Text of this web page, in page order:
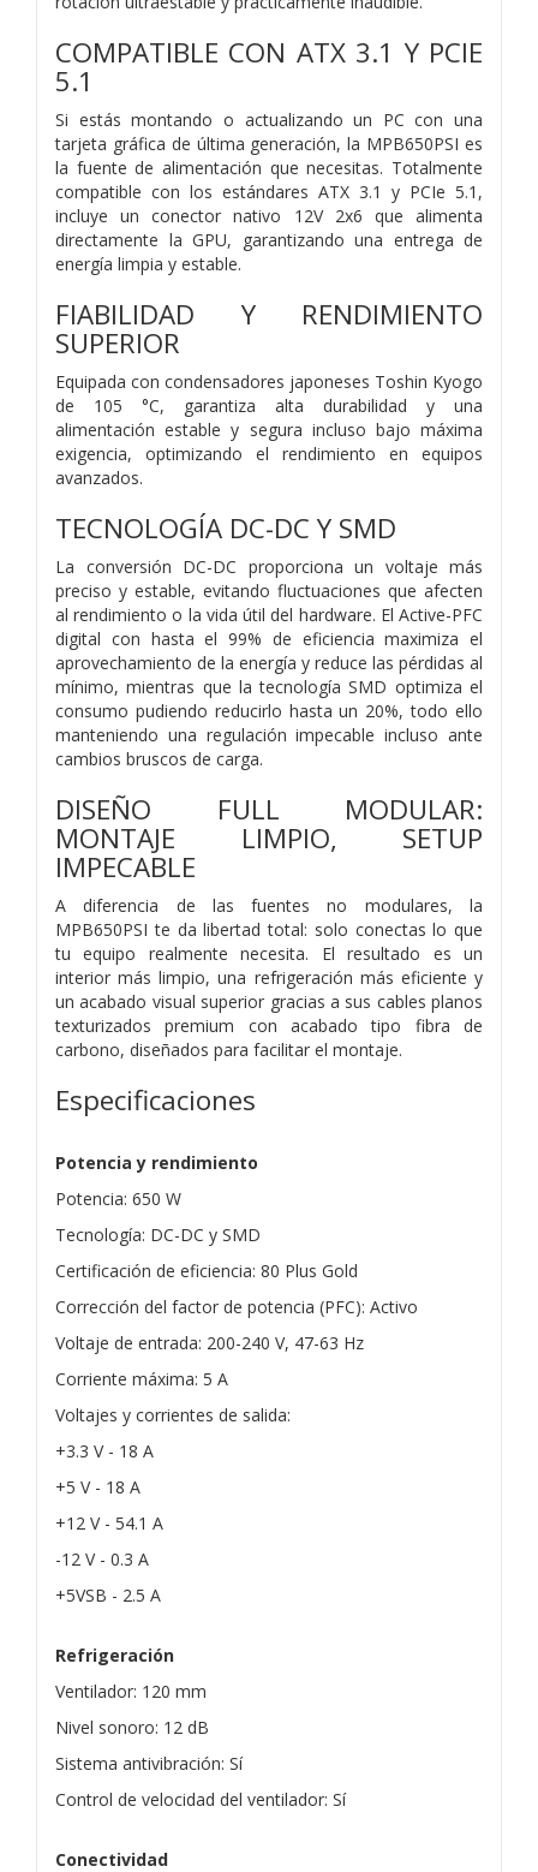
COMPATIBLE CON ATX 3.1 Y PCIE
5.1
Si estás montando o actualizando un PC con una
tarjeta gráfica de última generación, la MPB650PSI es
la fuente de alimentación que necesitas. Totalmente
compatible con los estándares ATX 3.1 y PCIe 5.1,
incluye un conector nativo 12V 2x6 que alimenta
directamente la GPU, garantizando una entrega de
energía limpia y estable.
FIABILIDAD Y RENDIMIENTO
SUPERIOR
Equipada con condensadores japoneses Toshin Kyogo
de 105 °C, garantiza alta durabilidad y una
alimentación estable y segura incluso bajo máxima
exigencia, optimizando el rendimiento en equipos
avanzados.
TECNOLOGÍA DC-DC Y SMD
La conversión DC-DC proporciona un voltaje más
preciso y estable, evitando fluctuaciones que afecten
al rendimiento o la vida útil del hardware. El Active-PFC
digital con hasta el 99% de eficiencia maximiza el
aprovechamiento de la energía y reduce las pérdidas al
mínimo, mientras que la tecnología SMD optimiza el
consumo pudiendo reducirlo hasta un 20%, todo ello
manteniendo una regulación impecable incluso ante
cambios bruscos de carga.
DISEÑO FULL MODULAR:
MONTAJE LIMPIO, SETUP
IMPECABLE
A diferencia de las fuentes no modulares, la
MPB650PSI te da libertad total: solo conectas lo que
tu equipo realmente necesita. El resultado es un
interior más limpio, una refrigeración más eficiente y
un acabado visual superior gracias a sus cables planos
texturizados premium con acabado tipo fibra de
carbono, diseñados para facilitar el montaje.
Especificaciones
Potencia y rendimiento
Potencia: 650 W
Tecnología: DC-DC y SMD
Certificación de eficiencia: 80 Plus Gold
Corrección del factor de potencia (PFC): Activo
Voltaje de entrada: 200-240 V, 47-63 Hz
Corriente máxima: 5 A
Voltajes y corrientes de salida:
+3.3 V - 18 A
+5 V - 18 A
+12 V - 54.1 A
-12 V - 0.3 A
+5VSB - 2.5 A
Refrigeración
Ventilador: 120 mm
Nivel sonoro: 12 dB
Sistema antivibración: Sí
Control de velocidad del ventilador: Sí
Conectividad